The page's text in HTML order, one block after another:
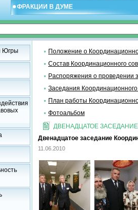
ФРАКЦИИ В ДУМЕ
Югры
Положение о
Состав Координационного
Распоряжения о проведении
Заседания
План работы
Фотоальбом
ДВЕНАДЦАТОЕ
Двенадцатое заседание
11.06.2010